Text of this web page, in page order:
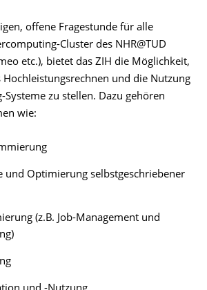
offene Fragestunde für alle
Cluster des NHR@TUD
etc.), bietet das ZIH die Möglichkeit,
Hochleistungsrechnen und die Nutzung
zu stellen. Dazu gehören
wie:
und Optimierung selbstgeschriebener
(z.B. Job-Management und